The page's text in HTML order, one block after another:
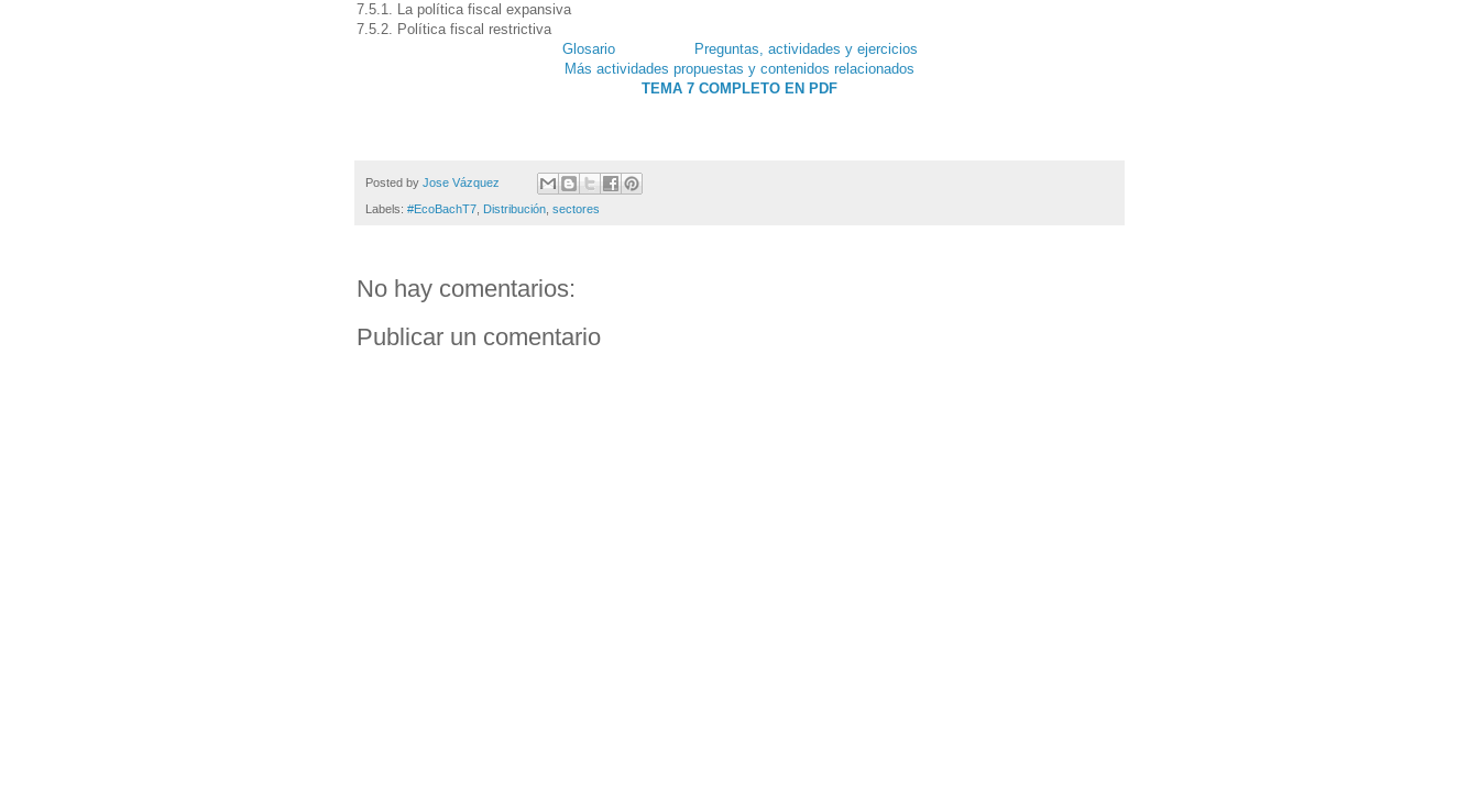
7.5.1. La política fiscal expansiva
7.5.2. Política fiscal restrictiva
Glosario
Preguntas, actividades y ejercicios
Más actividades propuestas y contenidos relacionados
TEMA 7 COMPLETO EN PDF
Posted by Jose Vázquez
Labels: #EcoBachT7 Distribución sectores
No hay comentarios:
Publicar un comentario